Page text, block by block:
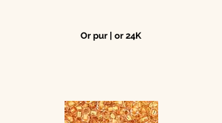
Or pur | or 24K